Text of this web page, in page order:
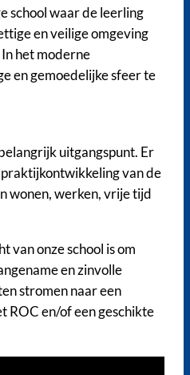
school waar de leerling
en veilige omgeving
het moderne
en gemoedelijke sfeer te
uitgangspunt. Er
van de
wonen, werken, vrije tijd
van onze school is om
en zinvolle
stromen naar een
ROC en/of een geschikte